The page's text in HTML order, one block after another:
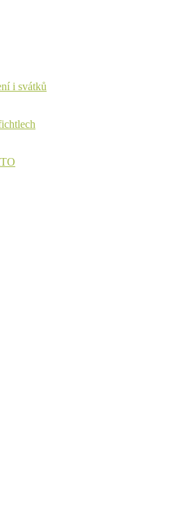
i svátků